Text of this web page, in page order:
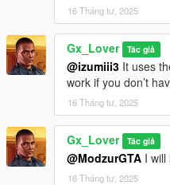
16 Tháng tư, 2025
Gx_Lover Tác giả
@izumiii3 It uses
work if you don’t
16 Tháng tư, 2025
Gx_Lover Tác giả
@ModzurGTA I will
16 Tháng tư, 2025